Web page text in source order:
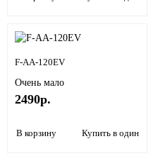
F-AA-120EV
Очень мало
2490р.
В корзину Купить в один клик